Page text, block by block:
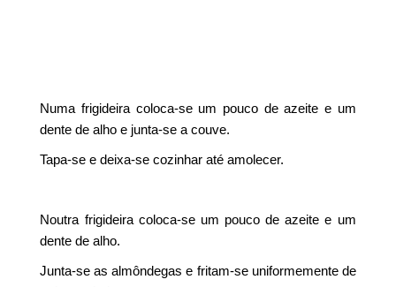
Numa frigideira coloca-se um pouco de azeite e um
dente de alho e junta-se a couve.
Tapa-se e deixa-se cozinhar até amolecer.
Noutra frigideira coloca-se um pouco de azeite e um
dente de alho.
Junta-se as almôndegas e fritam-se uniformemente de